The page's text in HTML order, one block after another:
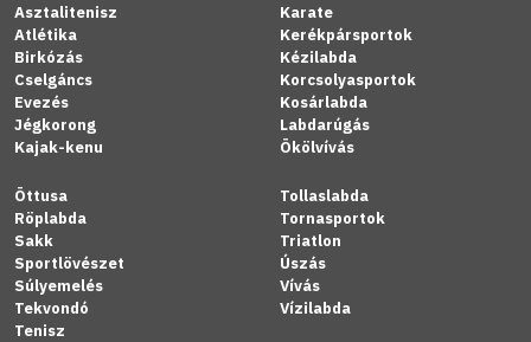
Asztalitenisz
Atlétika
Birkózás
Cselgáncs
Evezés
Jégkorong
Kajak-kenu
Karate
Kerékpársportok
Kézilabda
Korcsolyasportok
Kosárlabda
Labdarúgás
Ökölvívás
Öttusa
Röplabda
Sakk
Sportlövészet
Súlyemelés
Tekvondó
Tenisz
Tollaslabda
Tornasportok
Triatlon
Úszás
Vívás
Vízilabda